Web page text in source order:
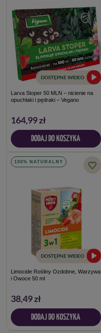
DOSTĘPNE WIDEO
Larva Stoper 50 MLN – nicienie na
opuchlaki i pędraki – Vegano
164,99 zł
DODAJ DO KOSZYKA
100% NATURALNY
DOSTĘPNE WIDEO
Limocide Rośliny Ozdobne, Warzywa
i Owoce 50 ml
38,49 zł
DODAJ DO KOSZYKA